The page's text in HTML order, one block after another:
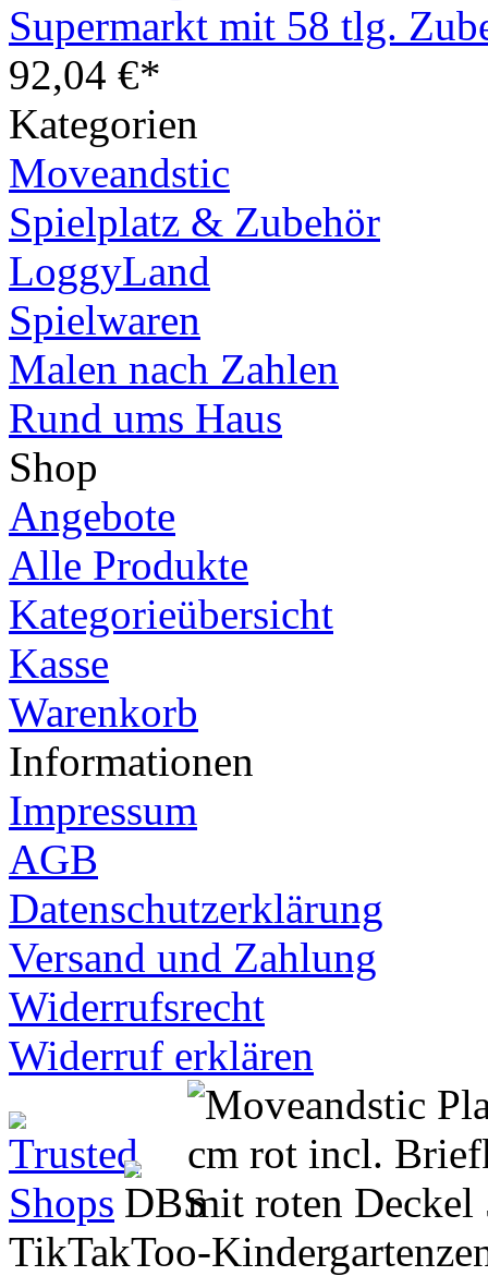
Supermarkt mit 58 tlg.
92,04 €*
Kategorien
Moveandstic
Spielplatz & Zubehör
LoggyLand
Spielwaren
Malen nach Zahlen
Rund ums Haus
Shop
Angebote
Alle Produkte
Kategorieübersicht
Kasse
Warenkorb
Informationen
Impressum
AGB
Datenschutzerklärung
Versand und Zahlung
Widerrufsrecht
Widerruf erklären
TikTakToo-